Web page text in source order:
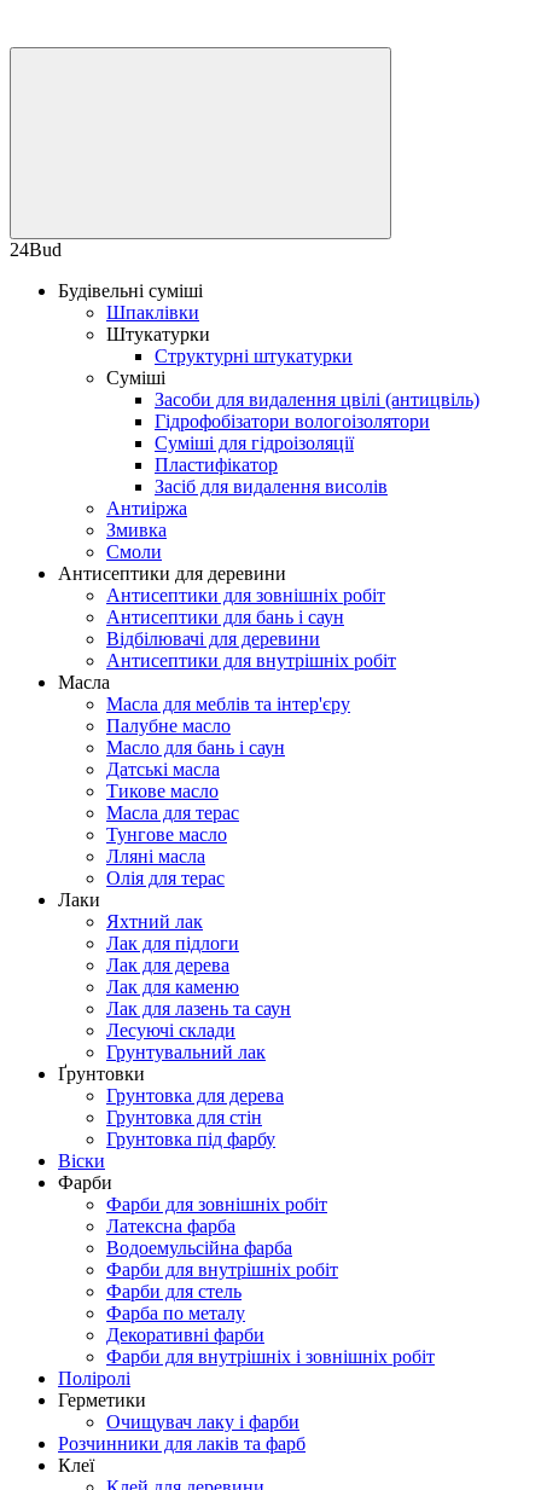
24Bud
Будівельні суміші
Шпаклівки
Штукатурки
Структурні штукатурки
Суміші
Засоби для видалення цвілі (антицвіль)
Гідрофобізатори вологоізолятори
Суміші для гідроізоляції
Пластифікатор
Засіб для видалення висолів
Антиіржа
Змивка
Смоли
Антисептики для деревини
Антисептики для зовнішніх робіт
Антисептики для бань і саун
Відбілювачі для деревини
Антисептики для внутрішніх робіт
Масла
Масла для меблів та інтер'єру
Палубне масло
Масло для бань і саун
Датські масла
Тикове масло
Масла для терас
Тунгове масло
Лляні масла
Олія для терас
Лаки
Яхтний лак
Лак для підлоги
Лак для дерева
Лак для каменю
Лак для лазень та саун
Лесуючі склади
Грунтувальний лак
Ґрунтовки
Грунтовка для дерева
Грунтовка для стін
Грунтовка під фарбу
Віски
Фарби
Фарби для зовнішніх робіт
Латексна фарба
Водоемульсійна фарба
Фарби для внутрішніх робіт
Фарби для стель
Фарба по металу
Декоративні фарби
Фарби для внутрішніх і зовнішніх робіт
Поліролі
Герметики
Очищувач лаку і фарби
Розчинники для лаків та фарб
Клеї